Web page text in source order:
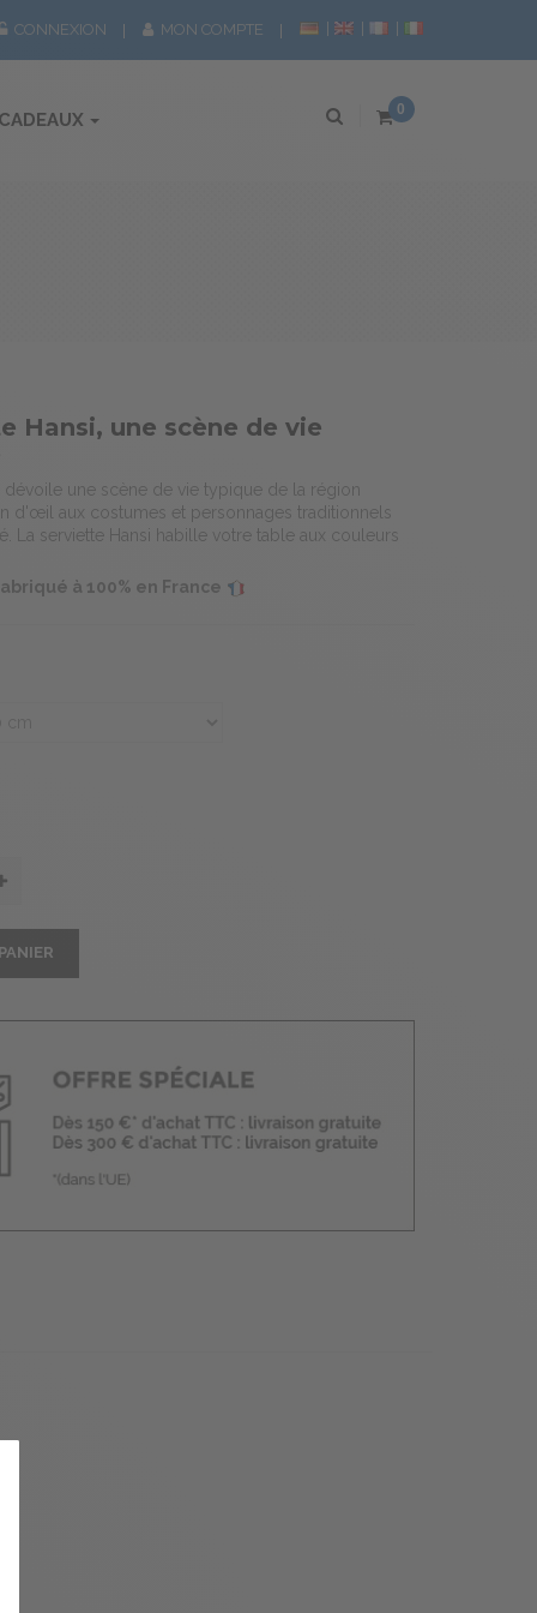
CONNEXION MON COMPTE
0
Hansi, une scène de vie
dévoile une scène de vie typique de la région
d'œil aux costumes et personnages traditionnels
La serviette Hansi habille votre table aux couleurs
à 100% en France